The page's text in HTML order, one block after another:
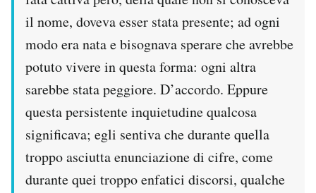
il nome, doveva esser stata presente; ad ogni
modo era nata e bisognava sperare che avrebbe
potuto vivere in questa forma: ogni altra
sarebbe stata peggiore. D’accordo. Eppure
questa persistente inquietudine qualcosa
significava; egli sentiva che durante quella
troppo asciutta enunciazione di cifre, come
durante quei troppo enfatici discorsi, qualche